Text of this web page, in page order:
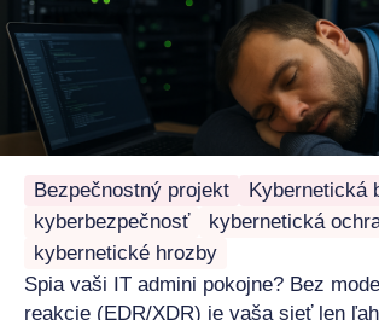
Bezpečnostný projekt
Kybernetická
kyberbezpečnosť
kybernetická
kybernetické hrozby
Spia vaši IT admini pokojne? Bez
reakcie (EDR/XDR) je vaša sieť len